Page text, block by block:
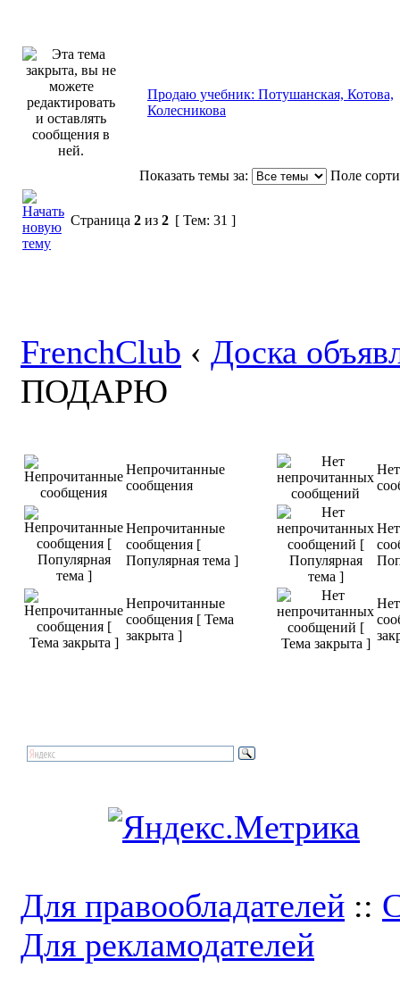
Продаю учебник: Потушанская, Котова,
Колесникова
Показать темы за: Поле
Страница 2 из 2 [ Тем: 31 ]
FrenchClub ‹ Доска
ПОДАРЮ
Непрочитанные
сообщения
Непрочитанные
сообщения [
Популярная тема ]
Непрочитанные
сообщения [ Тема
закрыта ]
Для правообладателей ::
Для рекламодателей